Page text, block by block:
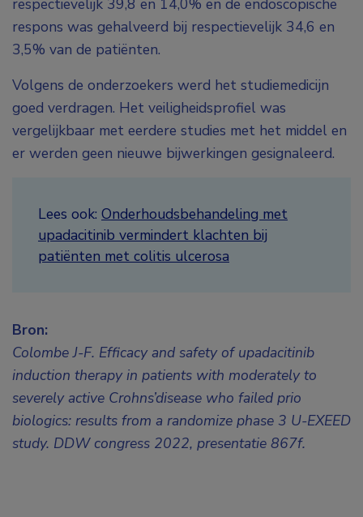
respectievelijk 39,8 en 14,0% en de endoscopische
respons was gehalveerd bij respectievelijk 34,6 en
3,5% van de patiënten.
Volgens de onderzoekers werd het studiemedicijn
goed verdragen. Het veiligheidsprofiel was
vergelijkbaar met eerdere studies met het middel en
er werden geen nieuwe bijwerkingen gesignaleerd.
Lees ook: Onderhoudsbehandeling met
upadacitinib vermindert klachten bij
patiënten met colitis ulcerosa
Bron:
Colombe J-F. Efficacy and safety of upadacitinib
induction therapy in patients with moderately to
severely active Crohns’disease who failed prio
biologics: results from a randomize phase 3 U-EXEED
study. DDW congress 2022, presentatie 867f.